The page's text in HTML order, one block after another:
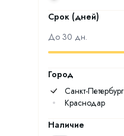
Срок (дней)
До 30 дн.
Город
Санкт-Петербург
Краснодар
Наличие